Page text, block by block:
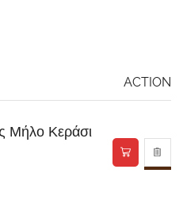
ACTION
Μήλο Κεράσι